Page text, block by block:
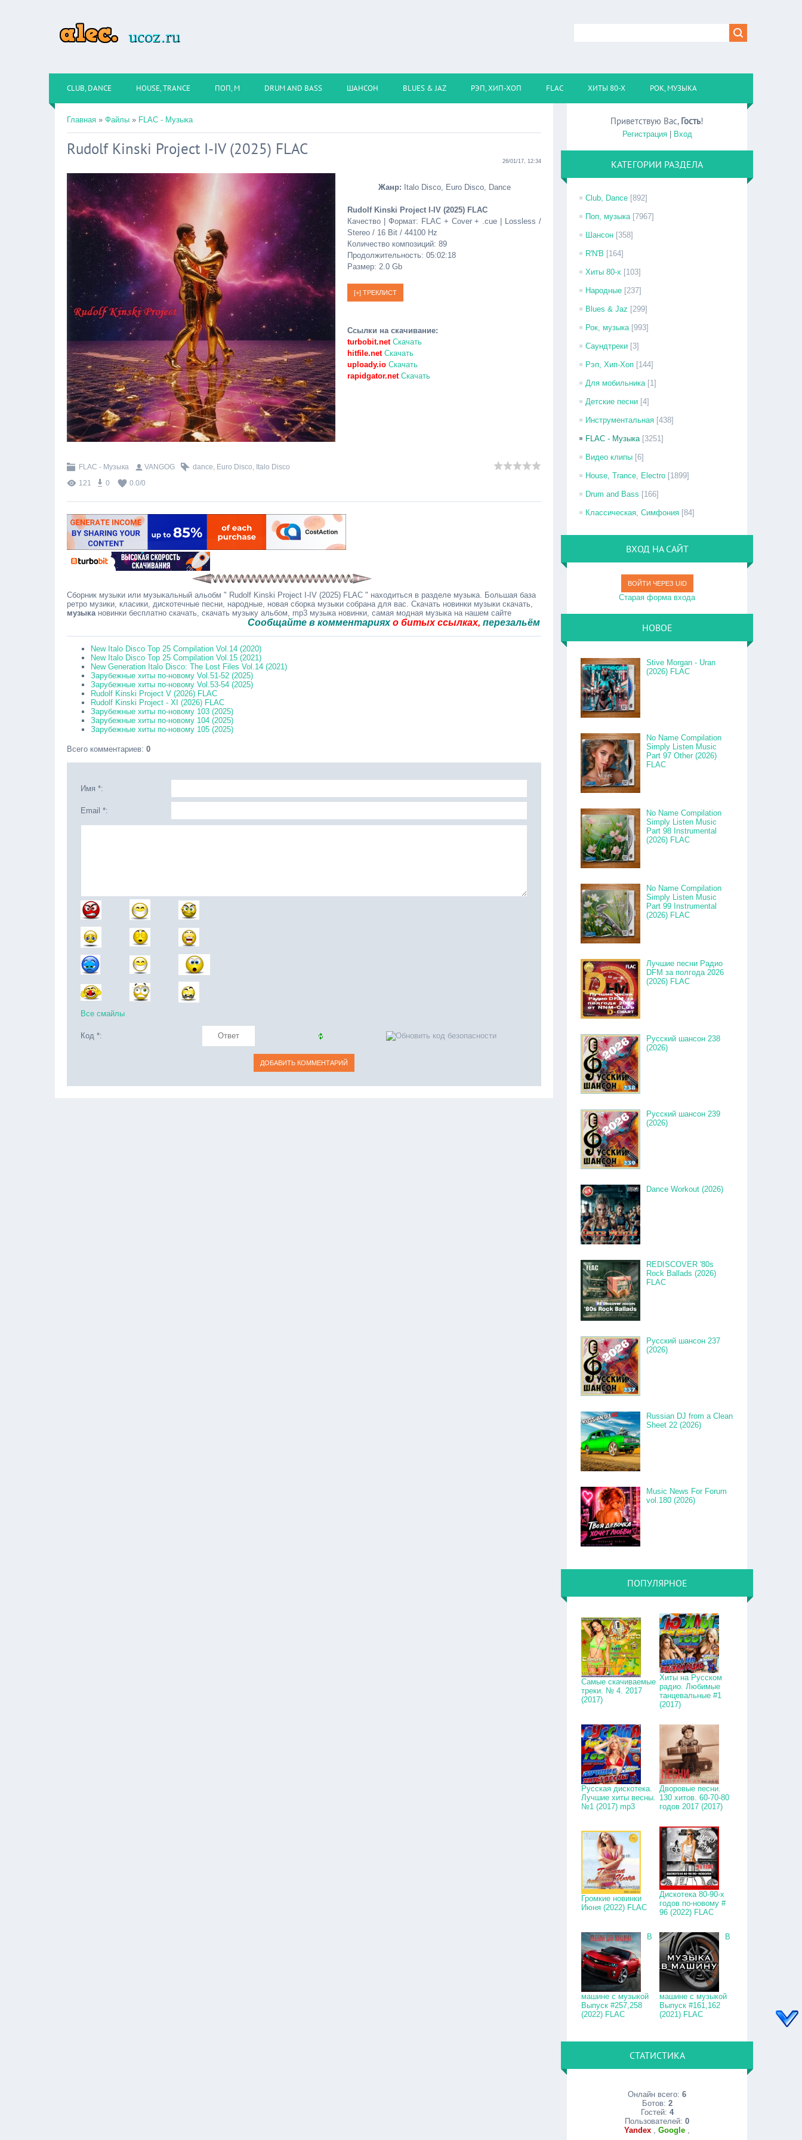
CLUB, DANCE HOUSE, TRANCE ПОП, М DRUM AND BASS ШАНСОН BLUES & JAZ РЭП, ХИП-ХОП FLAC ХИТЫ 80-Х РОК, МУЗЫКА
Главная » Файлы » FLAC - Музыка
Rudolf Kinski Project I-IV (2025) FLAC
26/01/17, 12:34
Жанр: Italo Disco, Euro Disco, Dance
Rudolf Kinski Project I-IV (2025) FLAC
Качество | Формат: FLAC + Cover + .cue | Lossless /
Stereo / 16 Bit / 44100 Hz
Количество композиций: 89
Продолжительность: 05:02:18
Размер: 2.0 Gb
Ссылки на скачивание:
turbobit.netСкачать
hitfile.netСкачать
uploady.io Скачать
rapidgator.netСкачать
FLAC - Музыка VANGOG dance, Euro Disco, Italo Disco
121
0 0.0/0
Сборник музыки или музыкальный альобм " Rudolf Kinski Project I-IV (2025) FLAC " находиться в разделе музыка. Большая база
ретро музики, класики, дискотечные песни, народные, новая сборка музыки собрана для вас. Скачать новинки музыки скачать,
музыкановинки бесплатно скачать, скачать музыку альбом, mp3 музыка новинки, самая модная музыка на нашем сайте
Сообщайте в комментарияхо битых ссылках,перезальём быстро.
New Italo Disco Top 25 Compilation Vol.14 (2020)
New Italo Disco Top 25 Compilation Vol.15 (2021)
New Generation Italo Disco: The Lost Files Vol.14 (2021)
Зарубежные хиты по-новому Vol.51-52 (2025)
Зарубежные хиты по-новому Vol.53-54 (2025)
Rudolf Kinski Project V (2026) FLAC
Rudolf Kinski Project - XI (2026) FLAC
Зарубежные хиты по-новому 103 (2025)
Зарубежные хиты по-новому 104 (2025)
Зарубежные хиты по-новому 105 (2025)
Всего комментариев: 0
Имя *:
Email *:
Все смайлы
Код *:
Приветствую Вас, Гость!
Регистрация| Вход
КАТЕГОРИИ РАЗДЕЛА
Club, Dance [892]
Поп, музыка [7967]
Шансон [358]
R'N'B [164]
Хиты 80-х [103]
Народные [237]
Blues & Jaz [299]
Рок, музыка [993]
Саундтреки [3]
Рэп, Хип-Хоп [144]
Для мобильника [1]
Детские песни [4]
Инструментальная [438]
FLAC - Музыка [3251]
Видео клипы [6]
House, Trance, Electro [1899]
Drum and Bass [166]
Классическая, Симфония [84]
ВХОД НА САЙТ
ВОЙТИ ЧЕРЕЗ UID
Старая форма входа
НОВОЕ
Stive Morgan - Uran
(2026) FLAC
No Name Compilation
Simply Listen Music
Part 97 Other (2026)
FLAC
No Name Compilation
Simply Listen Music
Part 98 Instrumental
(2026) FLAC
No Name Compilation
Simply Listen Music
Part 99 Instrumental
(2026) FLAC
Лучшие песни Радио
DFM за полгода 2026
(2026) FLAC
Русский шансон 238
(2026)
Русский шансон 239
(2026)
Dance Workout (2026)
REDISCOVER '80s
Rock Ballads (2026)
FLAC
Русский шансон 237
(2026)
Russian DJ from a Clean
Sheet 22 (2026)
Music News For Forum
vol.180 (2026)
ПОПУЛЯРНОЕ
Самые скачиваемые
треки. № 4. 2017
(2017)
Хиты на Русском
радио. Любимые
танцевальные #1
(2017)
Русская дискотека.
Лучшие хиты весны.
№1 (2017) mp3
Дворовые песни.
130 хитов. 60-70-80
годов 2017 (2017)
Громкие новинки
Июня (2022) FLAC
Дискотека 80-90-х
годов по-новому #
96 (2022) FLAC
В
машине с музыкой
Выпуск #257,258
(2022) FLAC
В
машине с музыкой
Выпуск #161,162
(2021) FLAC
СТАТИСТИКА
Онлайн всего:6
Ботов: 2
Гостей: 4
Пользователей:0
Yandex ,Google ,